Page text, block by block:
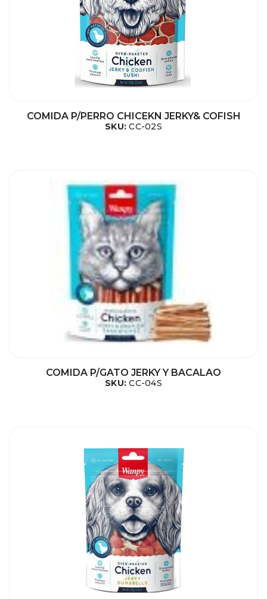
COMIDA P/PERRO CHICEKN JERKY& COFISH
SKU:CC-02S
COMIDA P/GATO JERKY Y BACALAO
SKU:CC-04S